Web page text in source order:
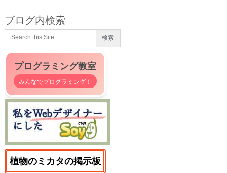
ブログ内検索
プログラミング教室
みんなでプログラミング！
植物のミカタの掲示板